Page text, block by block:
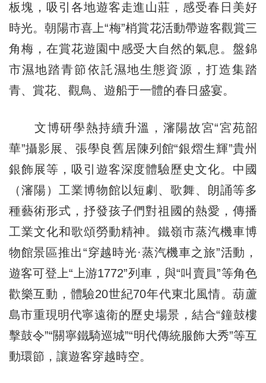
板塊，吸引各地遊客走進山莊，感受春日美好
時光。朝陽市喜上“梅”梢賞花活動帶遊客觀賞三
角梅，在賞花遊園中感受大自然的氣息。盤錦
市濕地踏青節依託濕地生態資源，打造集踏
青、賞花、觀鳥、遊船于一體的春日盛宴。
文博研學熱持續升溫，瀋陽故宮“宮苑韶
華”攝影展、張學良舊居陳列館“銀熠生輝”貴州
銀飾展等，吸引遊客深度體驗歷史文化。中國
（瀋陽）工業博物館以短劇、歌舞、朗誦等多
種藝術形式，抒發孩子們對祖國的熱愛，傳播
工業文化和歌頌勞動精神。鐵嶺市蒸汽機車博
物館景區推出“穿越時光·蒸汽機車之旅”活動，
遊客可登上“上游1772”列車，與“叫賣員”等角色
歡樂互動，體驗20世紀70年代東北風情。葫蘆
島市重現明代寧遠衛的歷史場景，結合“鐘鼓樓
擊鼓令”“關寧鐵騎巡城”“明代傳統服飾大秀”等互
動環節，讓遊客穿越時空。